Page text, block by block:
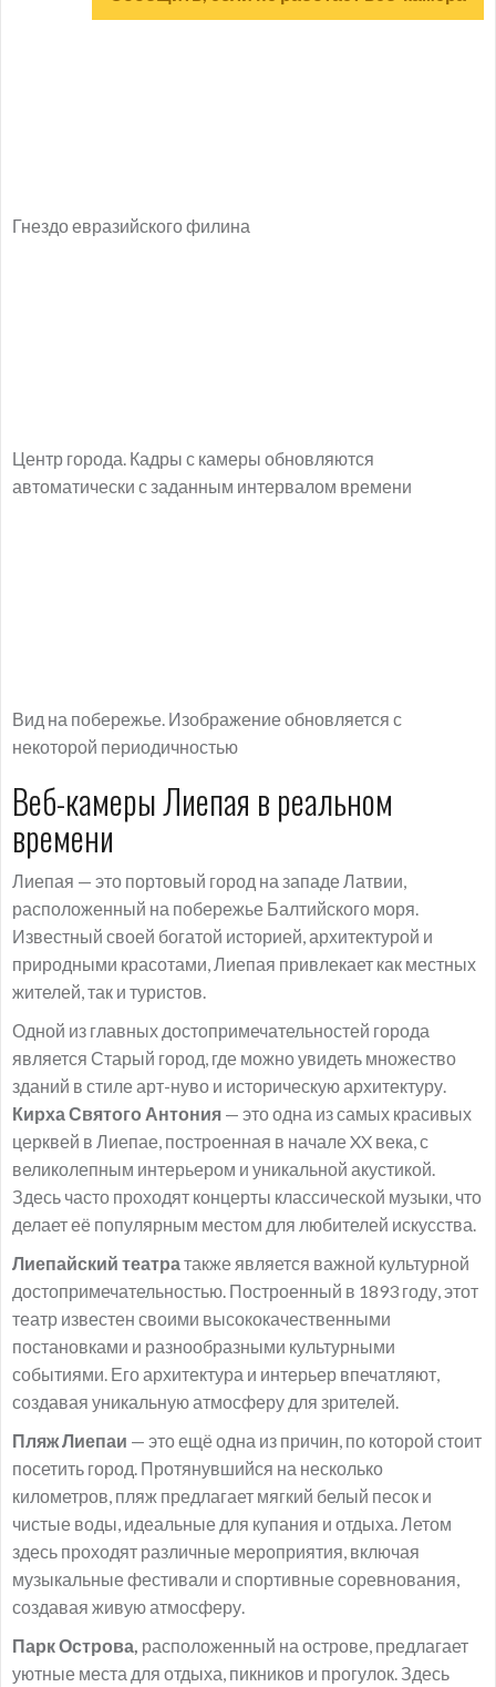
Гнездо евразийского филина
Центр города. Кадры с камеры обновляются
автоматически с заданным интервалом времени
Вид на побережье. Изображение обновляется с
некоторой периодичностью
Веб-камеры Лиепая в реальном
времени
Лиепая — это портовый город на западе Латвии,
расположенный на побережье Балтийского моря.
Известный своей богатой историей, архитектурой и
природными красотами, Лиепая привлекает как местных
жителей, так и туристов.
Одной из главных достопримечательностей города
является Старый город, где можно увидеть множество
зданий в стиле арт-нуво и историческую архитектуру.
Кирха Святого Антония — это одна из самых красивых
церквей в Лиепае, построенная в начале XX века, с
великолепным интерьером и уникальной акустикой.
Здесь часто проходят концерты классической музыки, что
делает её популярным местом для любителей искусства.
Лиепайский театра также является важной культурной
достопримечательностью. Построенный в 1893 году, этот
театр известен своими высококачественными
постановками и разнообразными культурными
событиями. Его архитектура и интерьер впечатляют,
создавая уникальную атмосферу для зрителей.
Пляж Лиепаи — это ещё одна из причин, по которой стоит
посетить город. Протянувшийся на несколько
километров, пляж предлагает мягкий белый песок и
чистые воды, идеальные для купания и отдыха. Летом
здесь проходят различные мероприятия, включая
музыкальные фестивали и спортивные соревнования,
создавая живую атмосферу.
Парк Острова, расположенный на острове, предлагает
уютные места для отдыха, пикников и прогулок. Здесь